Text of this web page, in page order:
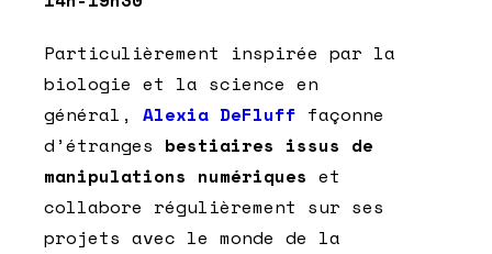
Particulièrement inspirée par la
biologie et la science en
général, Alexia DeFluff façonne
d’étranges bestiaires issus de
manipulations numériques et
collabore régulièrement sur ses
projets avec le monde de la